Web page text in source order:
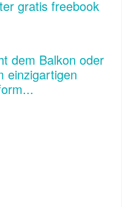
dem Balkon oder
einzigartigen